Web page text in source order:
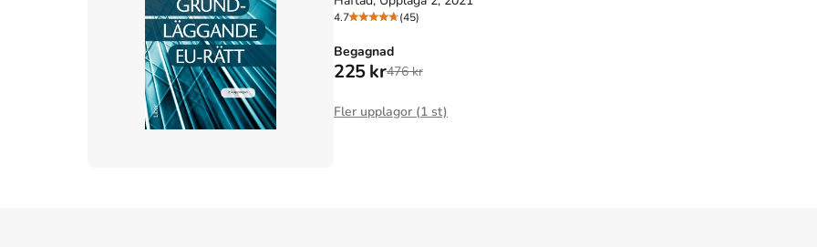
4.7 (45)
Begagnad
225 kr476 kr
Fler upplagor (1 st)